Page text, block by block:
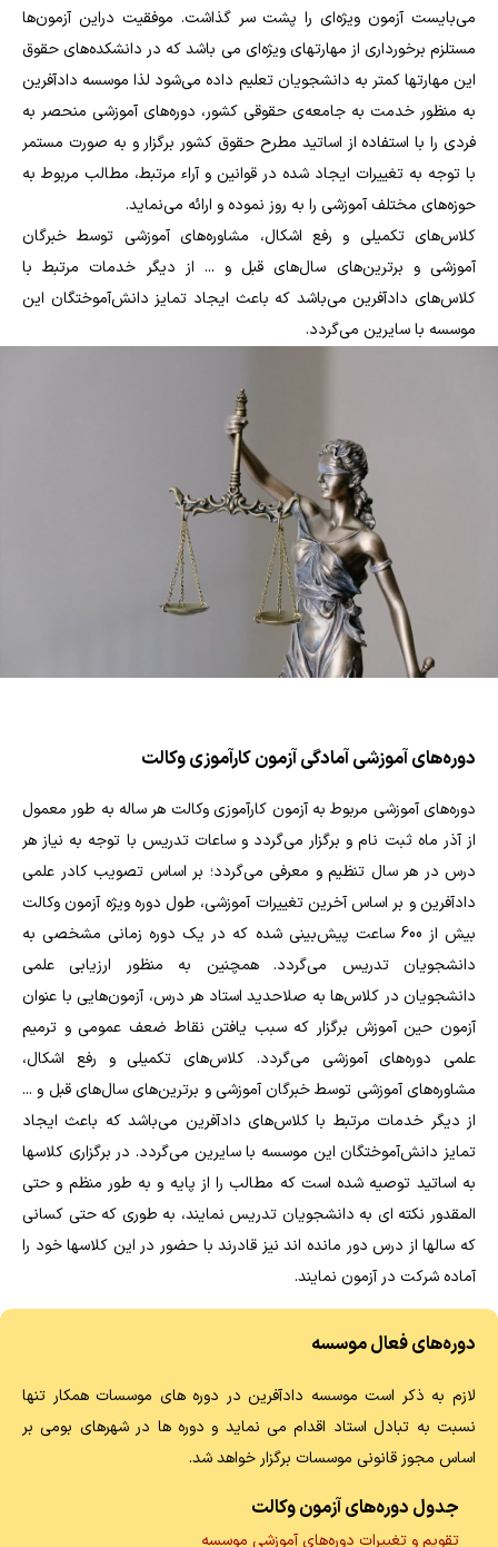
مي‌بایست آزمون ويژه‌اي را پشت سر گذاشت. موفقيت دراين آزمون‌ها
مستلزم برخورداري از مهارتهاي ويژه‌اي مي باشد كه در دانشكده‌هاي حقوق
اين مهارتها کمتر به دانشجويان تعليم داده مي‌شود لذا موسسه دادآفرین
به منظور خدمت به جامعه‌ي حقوقي كشور، دوره‌های آموزشی منحصر به
فردی را با استفاده از اساتید مطرح حقوق کشور برگزار و به صورت مستمر
با توجه به تغییرات ایجاد شده در قوانین و آراء مرتبط، مطالب مربوط به
حوزه‌های مختلف آموزشی را به روز نموده و ارائه می‌نماید.
کلاس‌های تکمیلی و رفع اشکال، مشاوره‌های آموزشی توسط خبرگان
آموزشی و برترین‌های سال‌های قبل و ... از دیگر خدمات مرتبط با
کلاس‌های دادآفرین می‌باشد که باعث ایجاد تمایز دانش‌آموختگان این
موسسه با سایرین می‌گردد.
دوره‌های آموزشی آمادگی آزمون کارآموزی وکالت
دوره‌های آموزشی مربوط به آزمون کارآموزی وکالت هر ساله به طور معمول
از آذر ماه ثبت نام و برگزار می‌گردد و ساعات تدریس با توجه به نیاز هر
درس در هر سال تنظیم و معرفی می‌گردد؛ بر اساس تصویب کادر علمی
دادآفرین و بر اساس آخرین تغییرات آموزشی، طول دوره ویژه آزمون وکالت
بیش از 600 ساعت پیش‌بینی شده که در یک دوره زمانی مشخصی به
دانشجویان تدریس می‌گردد. همچنین به منظور ارزیابی علمی
دانشجویان در کلاس‌ها به صلاحدید استاد هر درس، آزمون‌هایی با عنوان
آزمون حین آموزش برگزار ‌که سبب یافتن نقاط ضعف عمومی و ترمیم
علمی دوره‌های آموزشی می‌گردد. کلاس‌های تکمیلی و رفع اشکال،
مشاوره‌های آموزشی توسط خبرگان آموزشی و برترین‌های سال‌های قبل و ...
از دیگر خدمات مرتبط با کلاس‌های دادآفرین می‌باشد که باعث ایجاد
تمایز دانش‌آموختگان این موسسه با سایرین می‌گردد. در برگزاري كلاسها
به اساتيد توصيه شده است كه مطالب را از پايه و به طور منظم و حتي
المقدور نكته اي به دانشجويان تدريس نمايند، به طوري كه حتي كساني
كه سالها از درس دور مانده اند نيز قادرند با حضور در اين كلاسها خود را
آماده شركت در آزمون نمايند.
دوره‌های فعال موسسه
لازم به ذکر است موسسه دادآفرین در دوره های موسسات همکار تنها
نسبت به تبادل استاد اقدام می نماید و دوره ها در شهرهای بومی بر
اساس مجوز قانونی موسسات برگزار خواهد شد.
جدول دوره‌های آزمون وکالت
تقویم و تغییرات دوره‌های آموزشی موسسه